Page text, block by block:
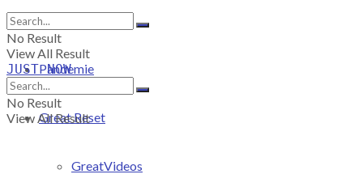
Pandemie
Great Reset
GreatVideos
No Result
View All Result
JUST-NOW
No Result
View All Result